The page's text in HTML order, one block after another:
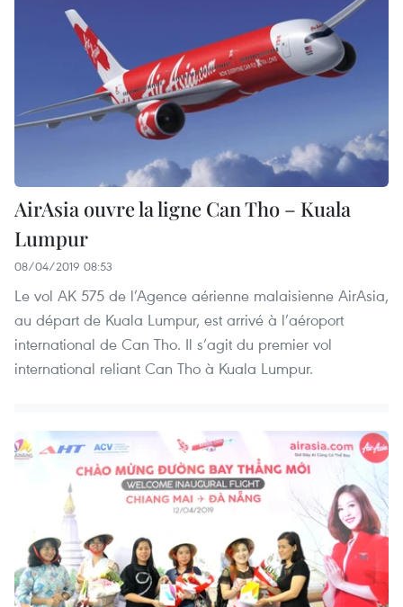
AirAsia ouvre la ligne Can Tho – Kuala
Lumpur
08/04/2019 08:53
Le vol AK 575 de l’Agence aérienne malaisienne AirAsia,
au départ de Kuala Lumpur, est arrivé à l’aéroport
international de Can Tho. Il s’agit du premier vol
international reliant Can Tho à Kuala Lumpur.